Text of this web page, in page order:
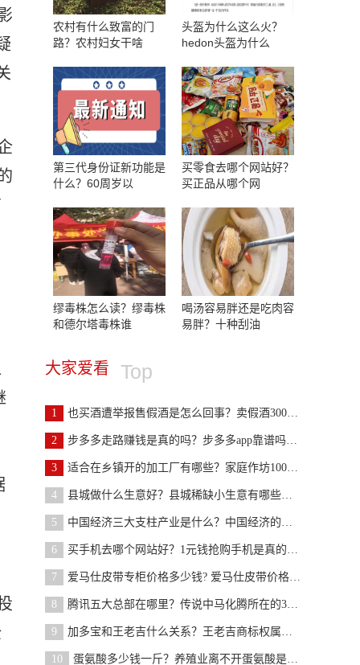
农村有什么致富的门
路？农村妇女干啥
头盔为什么这么火？
hedon头盔为什么
第三代身份证新功能是
什么？60周岁以
买零食去哪个网站好？
买正品从哪个网
缪毒株怎么读？缪毒株
和德尔塔毒株谁
喝汤容易胖还是吃肉容
易胖？十种刮油
大家爱看 Top
1 也买酒遭举报售假酒是怎么回事？卖假酒3000元怎么处
2 步多多走路赚钱是真的吗？步多多app靠谱吗？步多多
3 适合在乡镇开的加工厂有哪些？家庭作坊100个项目来了
4 县城做什么生意好？县城稀缺小生意有哪些你知道吗？
5 中国经济三大支柱产业是什么？中国经济的第一支柱产
6 买手机去哪个网站好？1元钱抢购手机是真的吗？
7 爱马仕皮带专柜价格多少钱? 爱马仕皮带价格一览表
8 腾讯五大总部在哪里？传说中马化腾所在的39层长啥样
9 加多宝和王老吉什么关系？王老吉商标权属于广药集团
10 蛋氨酸多少钱一斤？养殖业离不开蛋氨酸是真的吗？